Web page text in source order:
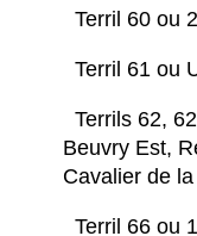
Terril 60 ou
Terril 61 ou
Terrils 62,
Beuvry Est,
Cavalier de
Terril 66 ou